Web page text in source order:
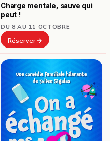
Charge mentale, sauve qui
peut !
DU 8 AU 11 OCTOBRE
Réserver